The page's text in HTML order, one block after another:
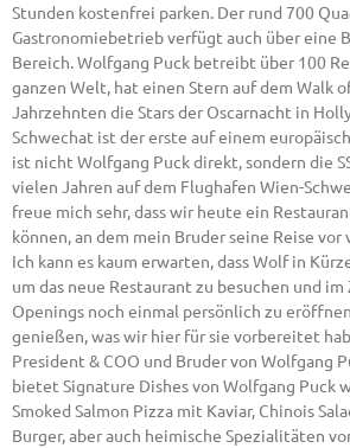
Stunden kostenfrei parken. Der rund 700
Gastronomiebetrieb verfügt auch über eine
Bereich. Wolfgang Puck betreibt über 100
ganzen Welt, hat einen Stern auf dem Walk
Jahrzehnten die Stars der Oscarnacht in
Schwechat ist der erste auf einem
ist nicht Wolfgang Puck direkt, sondern die
vielen Jahren auf dem Flughafen Wien-
freue mich sehr, dass wir heute ein
können, an dem mein Bruder seine Reise vor
Ich kann es kaum erwarten, dass Wolf in
um das neue Restaurant zu besuchen und im
Openings noch einmal persönlich zu
genießen, was wir hier für sie vorbereitet
President & COO und Bruder von Wolfgang
bietet Signature Dishes von Wolfgang Puck
Smoked Salmon Pizza mit Kaviar, Chinois
Burger, aber auch heimische Spezialitäten